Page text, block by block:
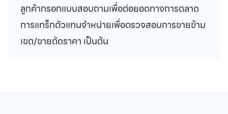
ลูกค้ากรอกแบบสอบถามเพื่อต่อยอดทางการตลาด
การแทร็กตัวแทนจำหน่ายเพื่อตรวจสอบการขายข้าม
เขต/ขายตัดราคา เป็นต้น